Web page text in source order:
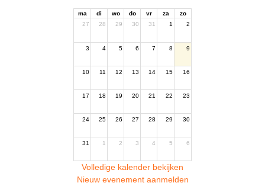
ma di wo do vr za
zo
27
28 29 30 31 1 2
3 4 5 6 7 8 9
10 11 12 13 14 15 16
17 18 19 20 21 22 23
24 25 26 27 28 29 30
31 1 2 3 4 5 6
Volledige kalender bekijken
Nieuw evenement aanmelden